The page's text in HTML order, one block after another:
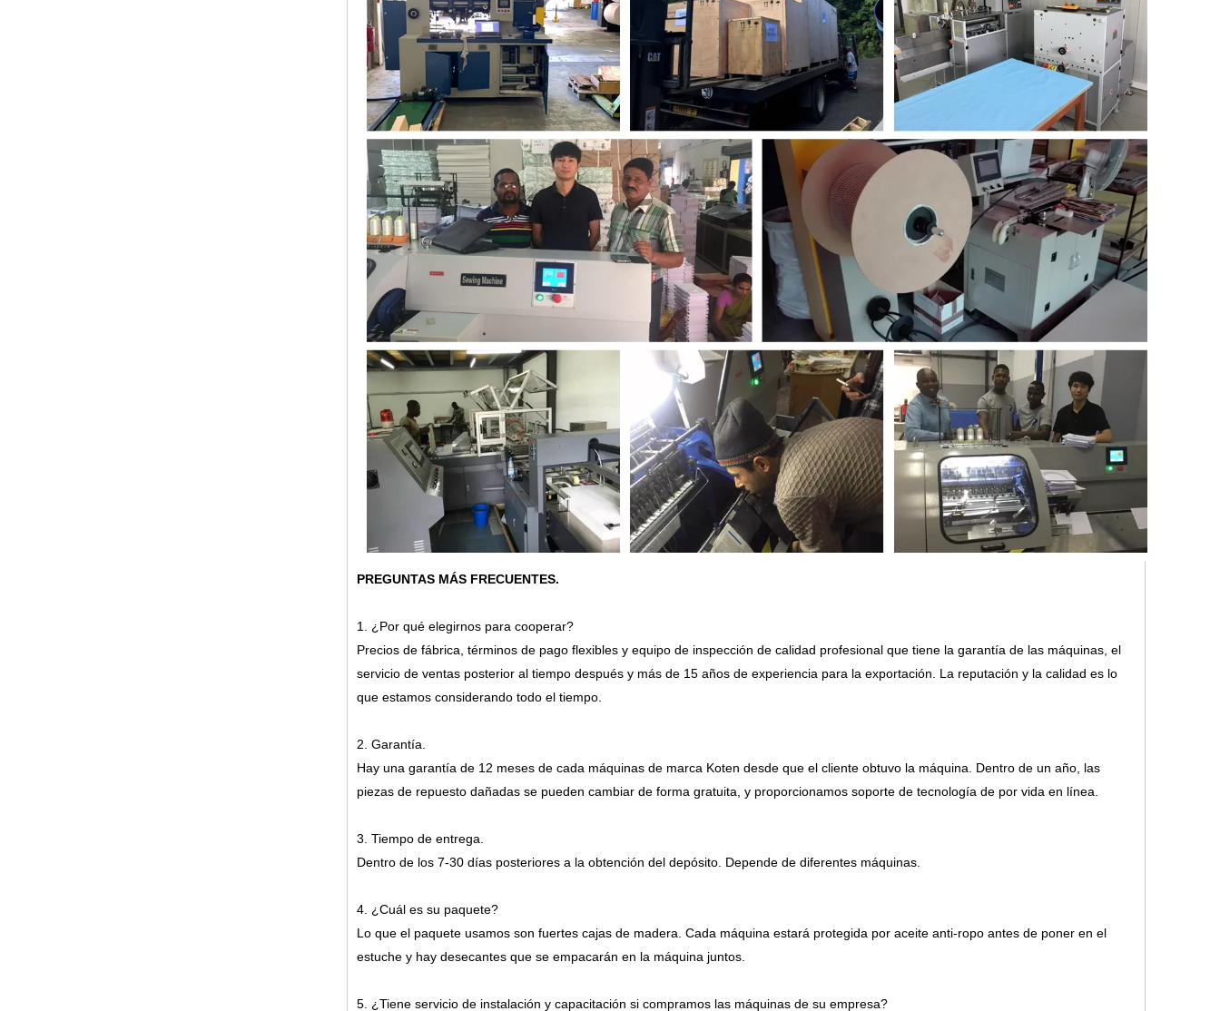
PREGUNTAS MÁS FRECUENTES.
1. ¿Por qué elegirnos para cooperar?
Precios de fábrica, términos de pago flexibles y equipo de inspección de calidad profesional que tiene la garantía de las máquinas, el
servicio de ventas posterior al tiempo después y más de 15 años de experiencia para la exportación. La reputación y la calidad es lo
que estamos considerando todo el tiempo.
2. Garantía.
Hay una garantía de 12 meses de cada máquinas de marca Koten desde que el cliente obtuvo la máquina. Dentro de un año, las
piezas de repuesto dañadas se pueden cambiar de forma gratuita, y proporcionamos soporte de tecnología de por vida en línea.
3. Tiempo de entrega.
Dentro de los 7-30 días posteriores a la obtención del depósito. Depende de diferentes máquinas.
4. ¿Cuál es su paquete?
Lo que el paquete usamos son fuertes cajas de madera. Cada máquina estará protegida por aceite anti-ropo antes de poner en el
estuche y hay desecantes que se empacarán en la máquina juntos.
5. ¿Tiene servicio de instalación y capacitación si compramos las máquinas de su empresa?